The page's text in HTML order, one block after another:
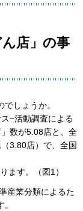
店」の事
しょうか。
−活動調査による
数が5.08店と、全
3.80店）で、全国
ます。（図1）
産業分類によるた